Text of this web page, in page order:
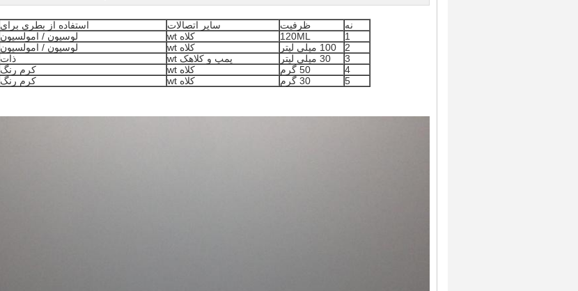
نه ظرفیت سایر اتصالات
استفاده از بطری برای
1
120ML کلاه wt
لوسیون / امولسیون
2
100 میلی لیتر کلاه wt
لوسیون / امولسیون
3
30 میلی لیتر پمپ و کلاهک wt
ذات
4
50 گرم کلاه wt
کرم رنگ
5
30 گرم کلاه wt کرم رنگ